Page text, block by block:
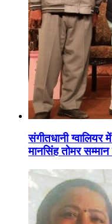
संगीतधानी
मानसिंह तोमर